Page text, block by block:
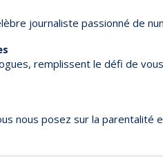
journaliste passionné de
remplissent le défi de
nous posez sur la parentalité